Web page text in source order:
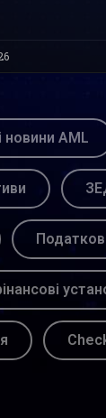
новини AML